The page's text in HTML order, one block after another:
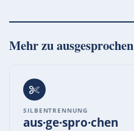
Mehr zuausgesprochen
SILBENTRENNUNG
aus·ge·spro·chen